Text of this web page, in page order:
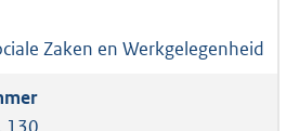
Zaken en Werkgelegenheid